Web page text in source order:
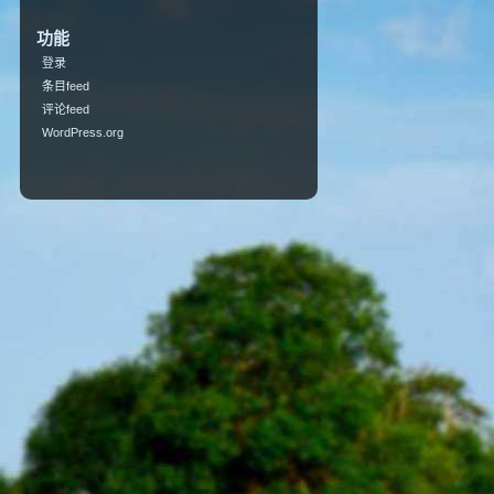
功能
登录
条目feed
评论feed
WordPress.org